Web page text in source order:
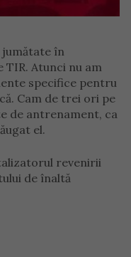
jumătate în
TIR. Atunci nu am
specifice pentru
Cam de trei ori pe
de antrenament, ca
el.
revenirii
de înaltă